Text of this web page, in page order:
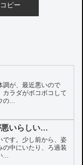
コピー
調が、最近悪いので
ラダがボコボコして
の...
悪いらしい…
です。少し前から、姿
の中にいたり、ろ過装
...